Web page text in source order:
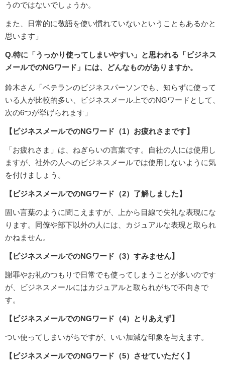
うのではないでしょうか。
また、日常的に敬語を使い慣れていないということもあるかと
思います」
Q.特に「うっかり使ってしまいやすい」と思われる「ビジネス
メールでのNGワード」には、どんなものがありますか。
鈴木さん「ベテランのビジネスパーソンでも、知らずに使って
いる人が比較的多い、ビジネスメール上でのNGワードとして、
次の6つが挙げられます」
【ビジネスメールでのNGワード（1）お疲れさまです】
「お疲れさま」は、ねぎらいの言葉です。自社の人には使用し
ますが、社外の人へのビジネスメールでは使用しないように気
を付けましょう。
【ビジネスメールでのNGワード（2）了解しました】
固い言葉のように聞こえますが、上から目線で失礼な表現にな
ります。同僚や部下以外の人には、カジュアルな表現と取られ
かねません。
【ビジネスメールでのNGワード（3）すみません】
謝罪やお礼のつもりで日常でも使ってしまうことが多いのです
が、ビジネスメールにはカジュアルと取られがちで不向きで
す。
【ビジネスメールでのNGワード（4）とりあえず】
つい使ってしまいがちですが、いい加減な印象を与えます。
【ビジネスメールでのNGワード（5）させていただく】